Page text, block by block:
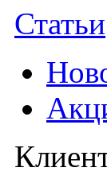
Статьи